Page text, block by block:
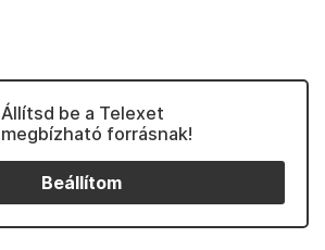
Állítsd be a Telexet
megbízható forrásnak!
Beállítom